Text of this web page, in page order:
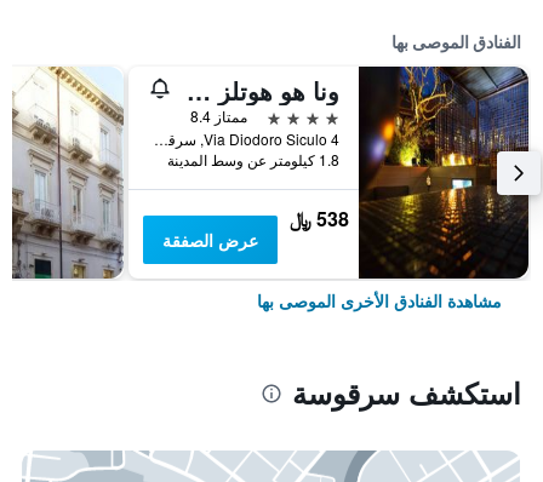
الفنادق الموصى بها
ونا هو هوتلز وان سيراكوسا ويلنيس آند سبا
4 نجوم
ممتاز 8.4
Via Diodoro Siculo 4, سرقوسة, صقلية, إيطاليا
1.8 كيلومتر عن وسط المدينة
538 ﷼
عرض الصفقة
مشاهدة الفنادق الأخرى الموصى بها
استكشف سرقوسة